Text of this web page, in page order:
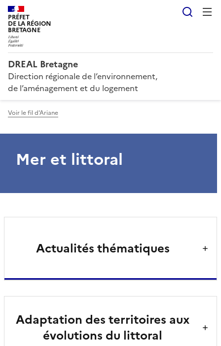
PRÉFET
DE LA RÉGION
BRETAGNE
DREAL Bretagne
Direction régionale de l’environnement,
de l’aménagement et du logement
Voir le fil d'Ariane
Mer et littoral
Actualités thématiques
Adaptation des territoires aux
évolutions du littoral